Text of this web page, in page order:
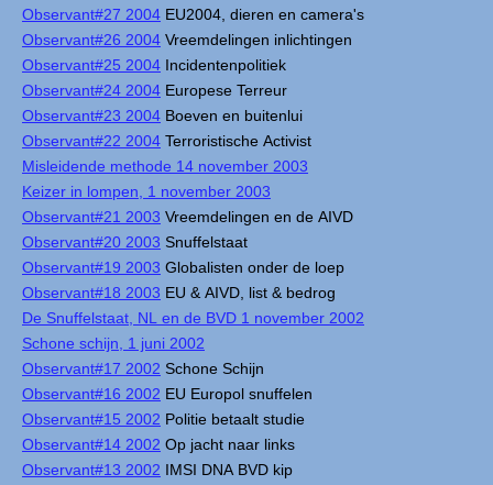
Observant#27 2004 EU2004, dieren en camera's
Observant#26 2004 Vreemdelingen inlichtingen
Observant#25 2004 Incidentenpolitiek
Observant#24 2004 Europese Terreur
Observant#23 2004 Boeven en buitenlui
Observant#22 2004 Terroristische Activist
Misleidende methode 14 november 2003
Keizer in lompen, 1 november 2003
Observant#21 2003 Vreemdelingen en de AIVD
Observant#20 2003 Snuffelstaat
Observant#19 2003 Globalisten onder de loep
Observant#18 2003 EU & AIVD, list & bedrog
De Snuffelstaat, NL en de BVD 1 november 2002
Schone schijn, 1 juni 2002
Observant#17 2002 Schone Schijn
Observant#16 2002 EU Europol snuffelen
Observant#15 2002 Politie betaalt studie
Observant#14 2002 Op jacht naar links
Observant#13 2002 IMSI DNA BVD kip